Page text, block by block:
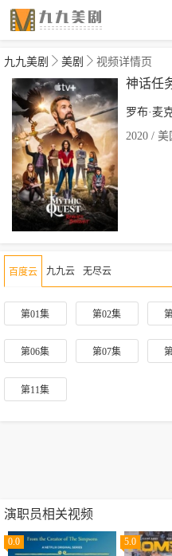
九九美剧 美剧 视频详情页
神话任
罗布·麦
2020 / 美
百度云 九九云 无尽云
第01集 第02集
第06集 第07集
第11集
演职员相关视频
0.0 5.0